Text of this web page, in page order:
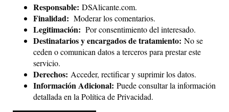
Responsable: DSAlicante.com.
Finalidad: Moderar los comentarios.
Legitimación: Por consentimiento del interesado.
Destinatarios y encargados de tratamiento: No se
ceden o comunican datos a terceros para prestar este
servicio.
Derechos: Acceder, rectificar y suprimir los datos.
Información Adicional: Puede consultar la información
detallada en la Política de Privacidad.